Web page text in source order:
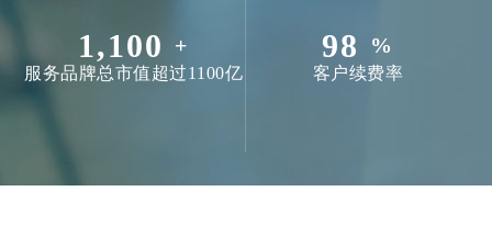
1,100 +
服务品牌总市值超过1100亿
98 %
客户续费率